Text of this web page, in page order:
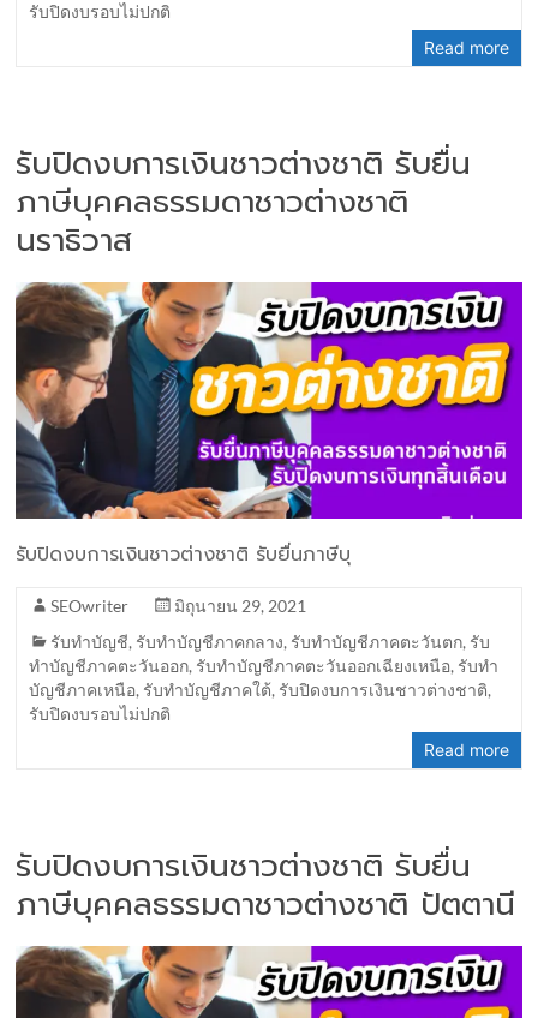
รับปิดงบรอบไม่ปกติ
Read more
รับปิดงบการเงินชาวต่างชาติ รับยื่น
ภาษีบุคคลธรรมดาชาวต่างชาติ
นราธิวาส
รับปิดงบการเงินชาวต่างชาติ รับยื่นภาษีบุ
SEOwriter
มิถุนายน 29, 2021
รับทำบัญชี, รับทำบัญชีภาคกลาง, รับทำบัญชีภาคตะวันตก, รับ
ทำบัญชีภาคตะวันออก, รับทำบัญชีภาคตะวันออกเฉียงเหนือ, รับทำ
บัญชีภาคเหนือ, รับทำบัญชีภาคใต้, รับปิดงบการเงินชาวต่างชาติ,
รับปิดงบรอบไม่ปกติ
Read more
รับปิดงบการเงินชาวต่างชาติ รับยื่น
ภาษีบุคคลธรรมดาชาวต่างชาติ ปัตตานี